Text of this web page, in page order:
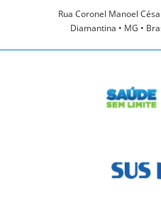
Rua Coronel Manoel
Diamantina • MG •